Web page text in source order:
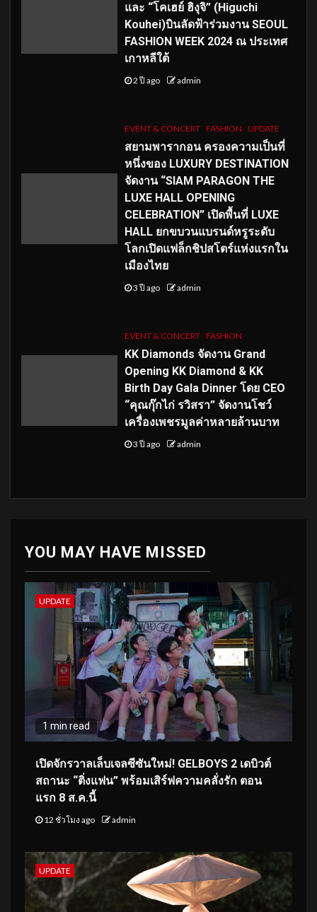
และ “โคเฮย์ ฮิงุจิ” (Higuchi
Kouhei)บินลัดฟ้าร่วมงาน SEOUL
FASHION WEEK 2024 ณ ประเทศ
เกาหลีใต้
2 ปี ago admin
EVENT & CONCERT FASHION UPDATE
สยามพารากอน ครองความเป็นที่
หนึ่งของ LUXURY DESTINATION
จัดงาน “SIAM PARAGON THE
LUXE HALL OPENING
CELEBRATION” เปิดพื้นที่ LUXE
HALL ยกขบวนแบรนด์หรูระดับ
โลกเปิดแฟล็กชิปสโตร์แห่งแรกใน
เมืองไทย
3 ปี ago admin
EVENT & CONCERT FASHION
KK Diamonds จัดงาน Grand
Opening KK Diamond & KK
Birth Day Gala Dinner โดย CEO
“คุณกุ๊กไก่ รวิสรา” จัดงานโชว์
เครื่องเพชรมูลค่าหลายล้านบาท
3 ปี ago admin
YOU MAY HAVE MISSED
UPDATE
1 min read
เปิดจักรวาลเล็บเจลซีซันใหม่! GELBOYS 2 เดบิวต์
สถานะ “ติ่งแฟน” พร้อมเสิร์ฟความคลั่งรัก ตอน
แรก 8 ส.ค.นี้
12 ชั่วโมง ago admin
UPDATE